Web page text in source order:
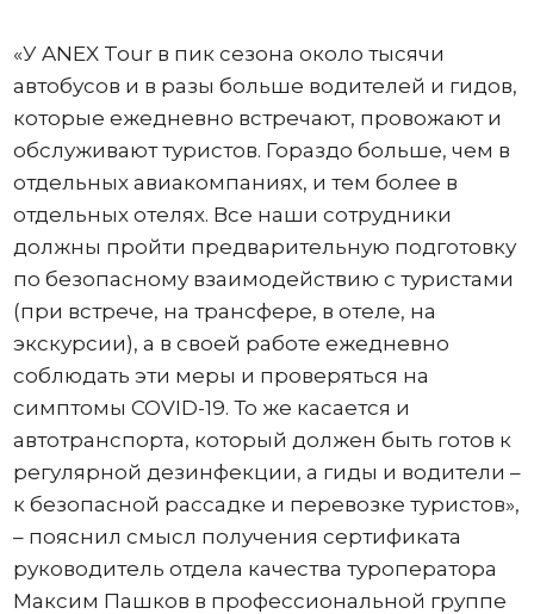
«У ANEX Tour в пик сезона около тысячи
автобусов и в разы больше водителей и гидов,
которые ежедневно встречают, провожают и
обслуживают туристов. Гораздо больше, чем в
отдельных авиакомпаниях, и тем более в
отдельных отелях. Все наши сотрудники
должны пройти предварительную подготовку
по безопасному взаимодействию с туристами
(при встрече, на трансфере, в отеле, на
экскурсии), а в своей работе ежедневно
соблюдать эти меры и проверяться на
симптомы COVID-19. То же касается и
автотранспорта, который должен быть готов к
регулярной дезинфекции, а гиды и водители –
к безопасной рассадке и перевозке туристов»,
– пояснил смысл получения сертификата
руководитель отдела качества туроператора
Максим Пашков в профессиональной группе